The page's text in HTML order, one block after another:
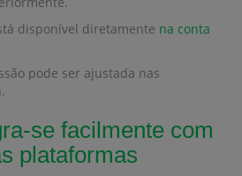
disponível diretamente na conta
pode ser ajustada nas
se facilmente com
plataformas